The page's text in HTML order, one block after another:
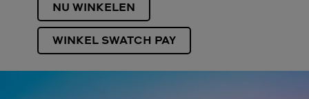
NU WINKELEN
WINKEL SWATCH PAY